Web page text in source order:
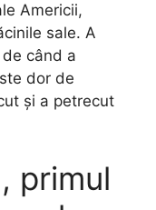
Americii,
sale. A
când a
dor de
și a petrecut
primul